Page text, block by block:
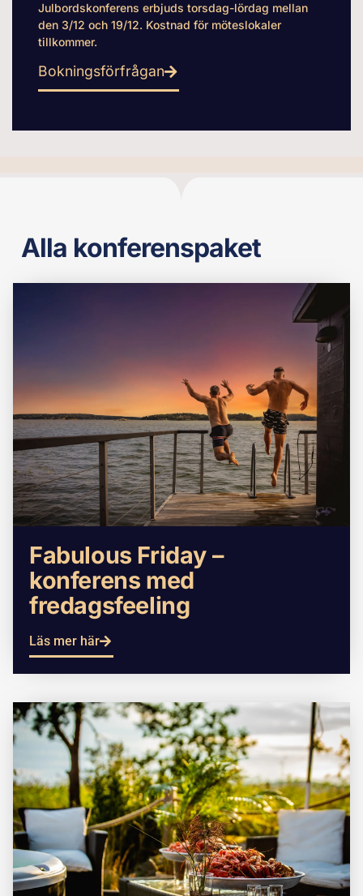
Julbordskonferens erbjuds torsdag-lördag mellan
den 3/12 och 19/12. Kostnad för möteslokaler
tillkommer.
Bokningsförfrågan
Alla konferenspaket
Fabulous Friday –
konferens med
fredagsfeeling
Läs mer här